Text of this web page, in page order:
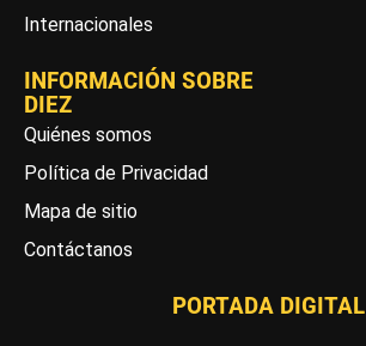
Internacionales
INFORMACIÓN SOBRE
DIEZ
Quiénes somos
Política de Privacidad
Mapa de sitio
Contáctanos
PORTADA DIGITAL